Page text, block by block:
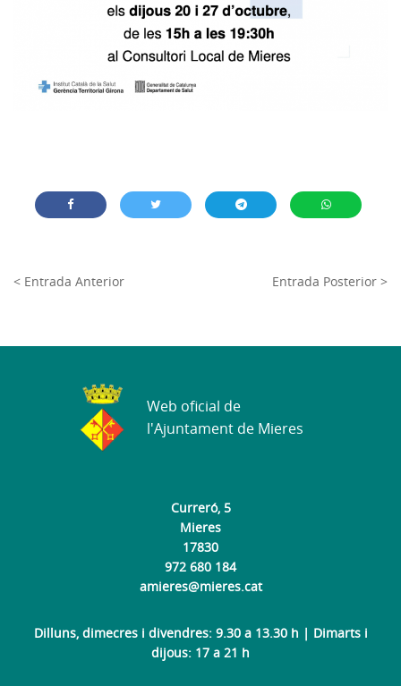
< Entrada Anterior Entrada Posterior >
Curreró, 5
Mieres
17830
972 680 184
amieres@mieres.cat
Dilluns, dimecres i divendres: 9.30 a 13.30 h | Dimarts i
dijous: 17 a 21 h
Web oficial de
l'Ajuntament de Mieres